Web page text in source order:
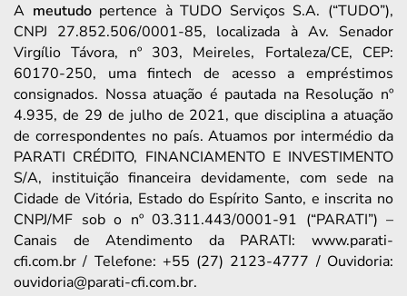
A meutudopertence à TUDO Serviços S.A. (“TUDO”),
CNPJ 27.852.506/0001-85, localizada à Av. Senador
Virgílio Távora, nº 303, Meireles, Fortaleza/CE, CEP:
60170-250, uma fintech de acesso a empréstimos
consignados. Nossa atuação é pautada na Resolução nº
4.935, de 29 de julho de 2021, que disciplina a atuação
de correspondentes no país. Atuamos por intermédio da
PARATI CRÉDITO, FINANCIAMENTO E INVESTIMENTO
S/A, instituição financeira devidamente, com sede na
Cidade de Vitória, Estado do Espírito Santo, e inscrita no
CNPJ/MF sob o nº 03.311.443/0001-91 (“PARATI”) –
Canais de Atendimento da PARATI: www.parati-
cfi.com.br / Telefone: +55 (27) 2123-4777 / Ouvidoria:
ouvidoria@parati-cfi.com.br.